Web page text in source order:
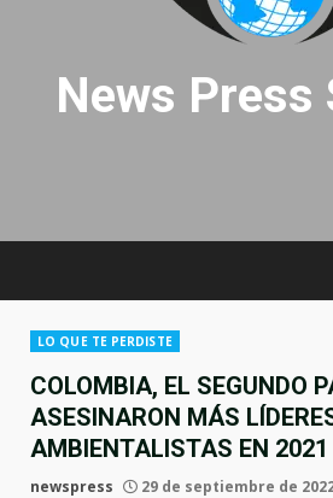
News Press
LO QUE TE PERDISTE
COLOMBIA, EL SEGUNDO
ASESINARON MÁS
AMBIENTALISTAS EN 2021
newspress 29 de septiembre de